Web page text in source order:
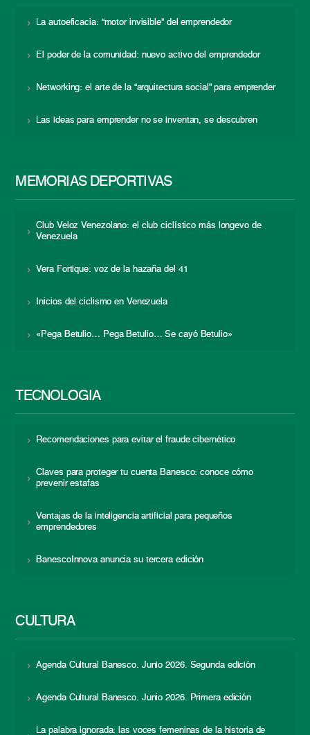
La autoeficacia: “motor invisible” del emprendedor
El poder de la comunidad: nuevo activo del emprendedor
Networking: el arte de la “arquitectura social” para emprender
Las ideas para emprender no se inventan, se descubren
MEMORIAS DEPORTIVAS
Club Veloz Venezolano: el club ciclístico más longevo de
Venezuela
Vera Fortique: voz de la hazaña del 41
Inicios del ciclismo en Venezuela
«Pega Betulio… Pega Betulio… Se cayó Betulio»
TECNOLOGÍA
Recomendaciones para evitar el fraude cibernético
Claves para proteger tu cuenta Banesco: conoce cómo
prevenir estafas
Ventajas de la inteligencia artificial para pequeños
emprendedores
BanescoInnova anuncia su tercera edición
CULTURA
Agenda Cultural Banesco. Junio 2026. Segunda edición
Agenda Cultural Banesco. Junio 2026. Primera edición
La palabra ignorada: las voces femeninas de la historia de